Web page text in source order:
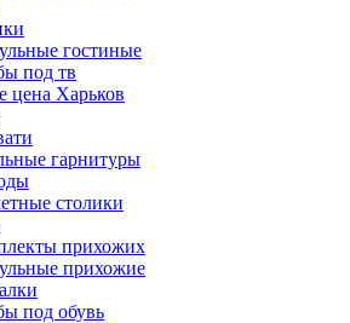
гостиные
под тв
цена Харьков
гарнитуры
столики
прихожих
прихожие
под обувь